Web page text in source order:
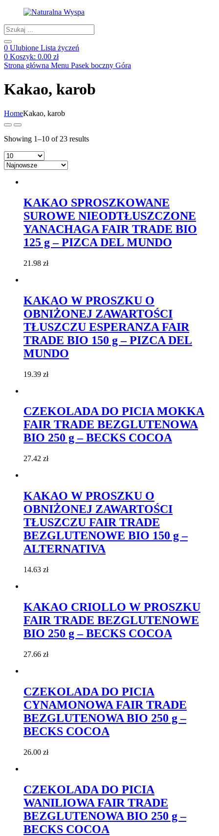
Products
search
0 Ulubione Lista życzeń
0 Koszyk: 0.00 zł
Strona główna Menu Pasek boczny Góra
Kakao, karob
HomeKakao, karob
Showing 1–10 of 23 results
KAKAO SPROSZKOWANE
SUROWE NIEODTŁUSZCZONE
YANACHAGA FAIR TRADE BIO
125 g – PIZCA DEL MUNDO
21.98 zł
KAKAO W PROSZKU O
OBNIŻONEJ ZAWARTOŚCI
TŁUSZCZU ESPERANZA FAIR
TRADE BIO 150 g – PIZCA DEL
MUNDO
19.39 zł
CZEKOLADA DO PICIA MOKKA
FAIR TRADE BEZGLUTENOWA
BIO 250 g – BECKS COCOA
27.42 zł
KAKAO W PROSZKU O
OBNIŻONEJ ZAWARTOŚCI
TŁUSZCZU FAIR TRADE
BEZGLUTENOWE BIO 150 g –
ALTERNATIVA
14.63 zł
KAKAO CRIOLLO W PROSZKU
FAIR TRADE BEZGLUTENOWE
BIO 250 g – BECKS COCOA
27.66 zł
CZEKOLADA DO PICIA
CYNAMONOWA FAIR TRADE
BEZGLUTENOWA BIO 250 g –
BECKS COCOA
26.00 zł
CZEKOLADA DO PICIA
WANILIOWA FAIR TRADE
BEZGLUTENOWA BIO 250 g –
BECKS COCOA